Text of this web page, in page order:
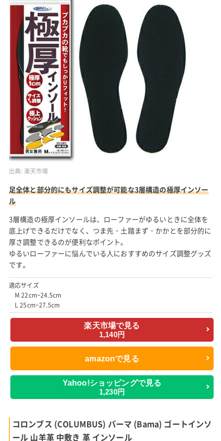
出典: 楽天市場
足全体と部分的にもサイズ調整が可能な3層構造の極厚インソー
ル
3層構造の極厚インソールは、ローファーがゆるいときに全体を
底上げできるだけでなく、つま先・土踏まず・かかとを部分的に
厚さ調整できるのが便利なポイント。
ゆるいローファーに悩んでいる人におすすめのサイズ調整グッズ
です。
適応サイズ
M 22cm~24.5cm
L 25cm~27.5cm
楽天市場で見る
1,140円
amazonで見る
Yahoo!ショッピングで見る
1,230円
コロンブス (COLUMBUS) バーマ (Bama) ゴートインソ
ール 山羊革 中敷き 革 インソール